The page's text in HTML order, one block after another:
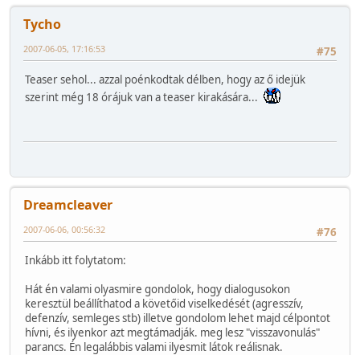
Tycho
#75
2007-06-05, 17:16:53
Teaser sehol... azzal poénkodtak délben, hogy az ő idejük
szerint még 18 órájuk van a teaser kirakására...
Dreamcleaver
#76
2007-06-06, 00:56:32
Inkább itt folytatom:
Hát én valami olyasmire gondolok, hogy dialogusokon
keresztül beállíthatod a követőid viselkedését (agresszív,
defenzív, semleges stb) illetve gondolom lehet majd célpontot
hívni, és ilyenkor azt megtámadják. meg lesz "visszavonulás"
parancs. Én legalábbis valami ilyesmit látok reálisnak.